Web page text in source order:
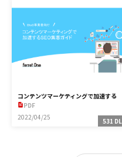
コンテンツマーケティングで加速する
SEO集客ガイド
PDF
2022/04/25
531 DL